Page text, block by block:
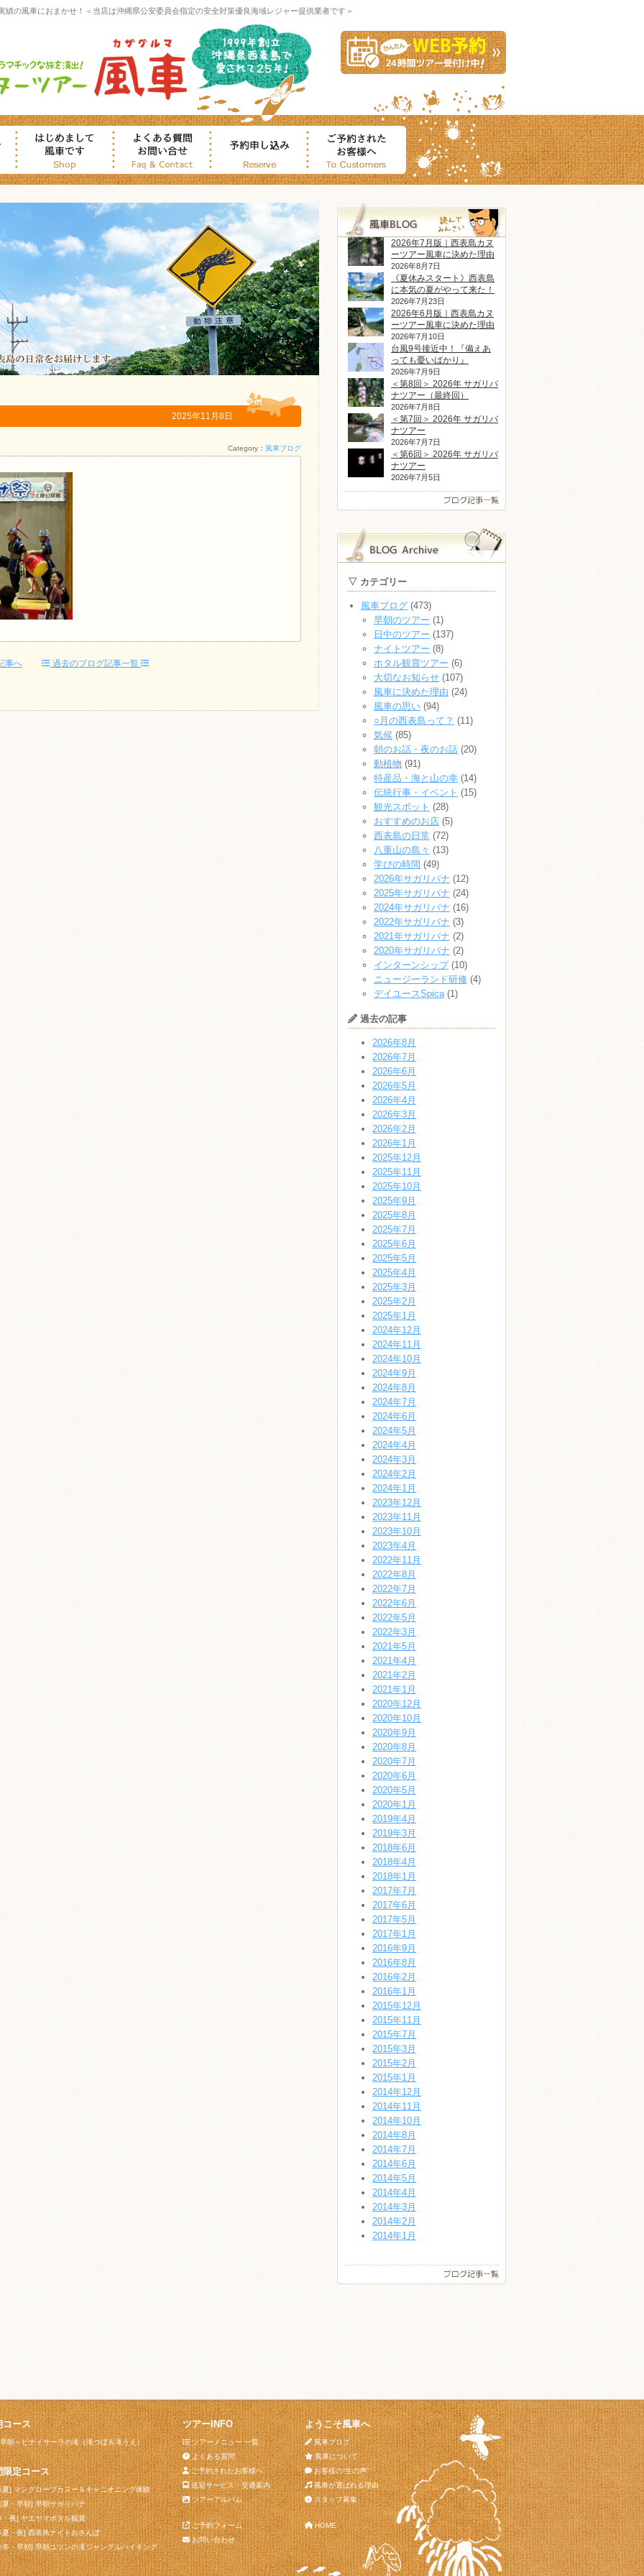
の風車におまかせ！＜当店は沖縄県公安委員会指定の安全対策優良海域レジャー提供業者です＞
2025年11月8日
Category： 風車ブログ
事へ 過去のブログ記事一覧
2026年7月版｜西表島カヌ
ーツアー風車に決めた理由
2026年8月7日
《夏休みスタート》西表島
に本気の夏がやって来た！
2026年7月23日
2026年6月版｜西表島カヌ
ーツアー風車に決めた理由
2026年7月10日
台風9号接近中！『備えあ
っても憂いばかり』
2026年7月9日
＜第8回＞ 2026年 サガリバ
ナツアー（最終回）
2026年7月8日
＜第7回＞ 2026年 サガリバ
ナツアー
2026年7月7日
＜第6回＞ 2026年 サガリバ
ナツアー
2026年7月5日
▽ カテゴリー
風車ブログ (473)
早朝のツアー (1)
日中のツアー (137)
ナイトツアー (8)
ホタル観賞ツアー (6)
大切なお知らせ (107)
風車に決めた理由 (24)
風車の思い (94)
○月の西表島って？ (11)
気候 (85)
朝のお話・夜のお話 (20)
動植物 (91)
特産品・海と山の幸 (14)
伝統行事・イベント (15)
観光スポット (28)
おすすめのお店 (5)
西表島の日常 (72)
八重山の島々 (13)
学びの時間 (49)
2026年サガリバナ (12)
2025年サガリバナ (24)
2024年サガリバナ (16)
2022年サガリバナ (3)
2021年サガリバナ (2)
2020年サガリバナ (2)
インターンシップ(10)
ニュージーランド研修 (4)
デイユースSpica(1)
過去の記事
2026年8月
2026年7月
2026年6月
2026年5月
2026年4月
2026年3月
2026年2月
2026年1月
2025年12月
2025年11月
2025年10月
2025年9月
2025年8月
2025年7月
2025年6月
2025年5月
2025年4月
2025年3月
2025年2月
2025年1月
2024年12月
2024年11月
2024年10月
2024年9月
2024年8月
2024年7月
2024年6月
2024年5月
2024年4月
2024年3月
2024年2月
2024年1月
2023年12月
2023年11月
2023年10月
2023年4月
2022年11月
2022年8月
2022年7月
2022年6月
2022年5月
2022年3月
2021年5月
2021年4月
2021年2月
2021年1月
2020年12月
2020年10月
2020年9月
2020年8月
2020年7月
2020年6月
2020年5月
2020年1月
2019年4月
2019年3月
2018年6月
2018年4月
2018年1月
2017年7月
2017年6月
2017年5月
2017年1月
2016年9月
2016年8月
2016年2月
2016年1月
2015年12月
2015年11月
2015年7月
2015年3月
2015年2月
2015年1月
2014年12月
2014年11月
2014年10月
2014年8月
2014年7月
2014年6月
2014年5月
2014年4月
2014年3月
2014年2月
2014年1月
コース
朝＞ピナイサーラの滝（滝つぼ＆滝うえ）
限定コース
夏] マングローブカヌー＆キャニオニング体験
夏・早朝] 早朝サガリバナ
・夜] ヤエヤマボタル観賞
夏・夜] 西表島ナイトおさんぽ
冬・早朝] 早朝ユツンの滝ジャングルハイキング
ツアーINFO
ツアーメニュー 一覧
よくある質問
ご予約されたお客様へ
送迎サービス・交通案内
ツアーアルバム
ご予約フォーム
お問い合わせ
ようこそ風車へ
風車ブログ
風車について
お客様の“生の声”
風車が選ばれる理由
スタッフ募集
HOME